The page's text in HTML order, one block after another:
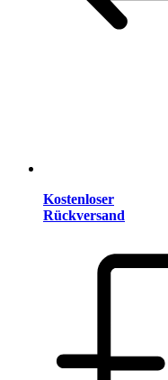
Kostenloser
Rückversand